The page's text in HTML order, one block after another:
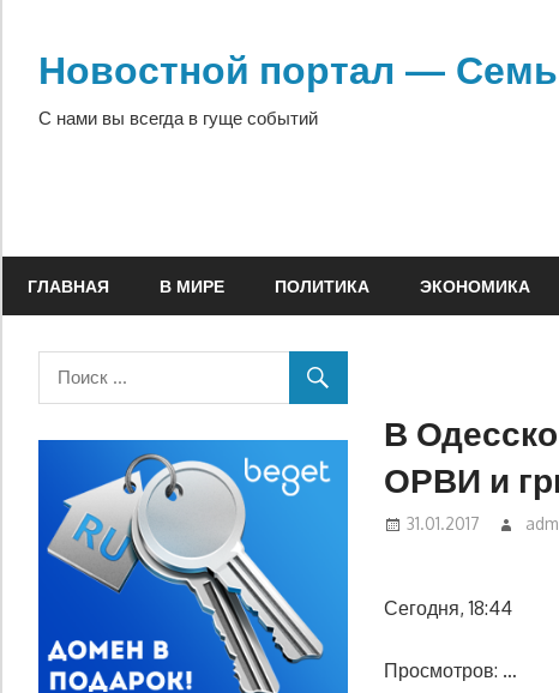
содержимому
Новостной портал —
С нами вы всегда в гуще событий
ГЛАВНАЯ В МИРЕ ПОЛИТИКА ЭКОНОМИКА
В
ОРВИ и
31.01.2017
Сегодня, 18:44
Просмотров: …